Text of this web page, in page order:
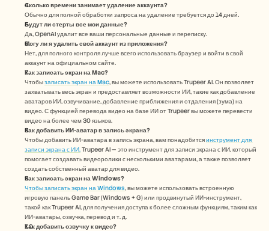
Сколько времени занимает удаление аккаунта?
Обычно для полной обработки запроса на удаление требуется до 14 дней.
Будут ли стерты все мои данные?
Да, OpenAI удалит все ваши персональные данные и переписку.
Могу ли я удалить свой аккаунт из приложения?
Нет, для полного контроля лучше всего использовать браузер и войти в свой
аккаунт на официальном сайте.
Как записать экран на Mac?
Чтобы записать экран на Mac, вы можете использовать Trupeer AI. Он позволяет
захватывать весь экран и предоставляет возможности ИИ, такие как добавление
аватаров ИИ, озвучивание, добавление приближения и отдаления (зума) на
видео. С функцией перевода видео на базе ИИ от Trupeer вы можете перевести
видео на более чем 30 языков.
Как добавить ИИ-аватар в запись экрана?
Чтобы добавить ИИ-аватара в запись экрана, вам понадобится инструмент для
записи экрана с ИИ. Trupeer AI — это инструмент для записи экрана с ИИ, который
помогает создавать видеоролики с несколькими аватарами, а также позволяет
создать собственный аватар для видео.
Как записать экран на Windows?
Чтобы записать экран на Windows, вы можете использовать встроенную
игровую панель Game Bar (Windows + G) или продвинутый ИИ-инструмент,
такой как Trupeer AI, для получения доступа к более сложным функциям, таким как
ИИ-аватары, озвучка, перевод и т. д.
Как добавить озвучку к видео?